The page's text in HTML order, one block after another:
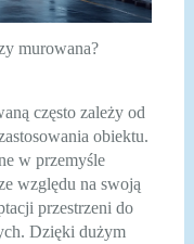
murowana?
często zależy od
obiektu.
w przemyśle
względu na swoją
przestrzeni do
Dzięki dużym